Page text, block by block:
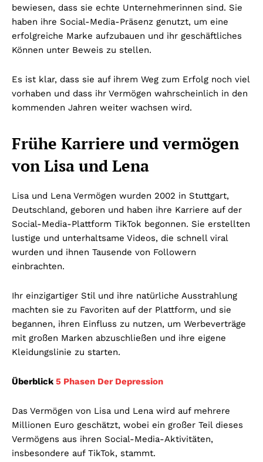
bewiesen, dass sie echte Unternehmerinnen sind. Sie
haben ihre Social-Media-Präsenz genutzt, um eine
erfolgreiche Marke aufzubauen und ihr geschäftliches
Können unter Beweis zu stellen.
Es ist klar, dass sie auf ihrem Weg zum Erfolg noch viel
vorhaben und dass ihr Vermögen wahrscheinlich in den
kommenden Jahren weiter wachsen wird.
Frühe Karriere und vermögen
von Lisa und Lena
Lisa und Lena Vermögen wurden 2002 in Stuttgart,
Deutschland, geboren und haben ihre Karriere auf der
Social-Media-Plattform TikTok begonnen. Sie erstellten
lustige und unterhaltsame Videos, die schnell viral
wurden und ihnen Tausende von Followern
einbrachten.
Ihr einzigartiger Stil und ihre natürliche Ausstrahlung
machten sie zu Favoriten auf der Plattform, und sie
begannen, ihren Einfluss zu nutzen, um Werbeverträge
mit großen Marken abzuschließen und ihre eigene
Kleidungslinie zu starten.
Überblick 5 Phasen Der Depression
Das Vermögen von Lisa und Lena wird auf mehrere
Millionen Euro geschätzt, wobei ein großer Teil dieses
Vermögens aus ihren Social-Media-Aktivitäten,
insbesondere auf TikTok, stammt.